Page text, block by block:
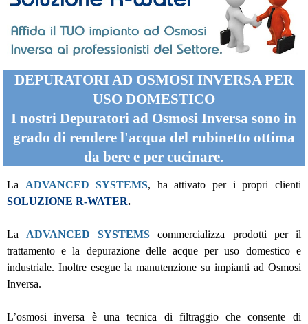
DEPURATORI AD OSMOSI INVERSA PER
USO DOMESTICO
I nostri Depuratori ad Osmosi Inversa sono in
grado di rendere l'acqua del rubinetto ottima
da bere e per cucinare.
La ADVANCED SYSTEMS, ha attivato per i propri clienti
SOLUZIONE R-WATER.
La ADVANCED SYSTEMS commercializza prodotti per il
trattamento e la depurazione delle acque per uso domestico e
industriale. Inoltre esegue la manutenzione su impianti ad Osmosi
Inversa.
L’osmosi inversa è una tecnica di filtraggio che consente di